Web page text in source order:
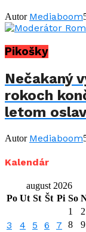
Autor Mediaboom
Pikošky
Nečakaný
rokoch
letom
Autor Mediaboom
Kalendár
august 2026
Po Ut St Št Pi So
1
2
3 4 5 6 7 8
9